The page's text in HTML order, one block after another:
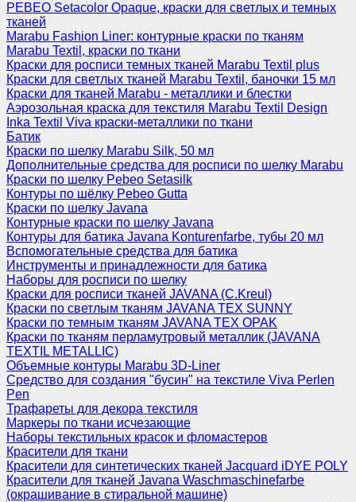
PEBEO Setacolor Opaque, краски для светлых и темных
тканей
Marabu Fashion Liner: контурные краски по тканям
Marabu Textil, краски по ткани
Краски для росписи темных тканей Marabu Textil plus
Краски для светлых тканей Marabu Textil, баночки 15 мл
Краски для тканей Marabu - металлики и блестки
Аэрозольная краска для текстиля Marabu Textil Design
Inka Textil Viva краски-металлики по ткани
Батик
Краски по шелку Marabu Silk, 50 мл
Дополнительные средства для росписи по шелку Marabu
Краски по шелку Pebeo Setasilk
Контуры по шёлку Pebeo Gutta
Краски по шелку Javana
Контурные краски по шелку Javana
Контуры для батика Javana Konturenfarbe, тубы 20 мл
Вспомогательные средства для батика
Инструменты и принадлежности для батика
Наборы для росписи по шелку
Краски для росписи тканей JAVANA (C.Kreul)
Краски по светлым тканям JAVANA TEX SUNNY
Краски по темным тканям JAVANA TEX OPAK
Краски по тканям перламутровый металлик (JAVANA
TEXTIL METALLIC)
Объемные контуры Marabu 3D-Liner
Средство для создания "бусин" на текстиле Viva Perlen
Pen
Трафареты для декора текстиля
Маркеры по ткани исчезающие
Наборы текстильных красок и фломастеров
Красители для ткани
Красители для синтетических тканей Jacquard iDYE POLY
Красители для тканей Javana Waschmaschinefarbe
(окрашивание в стиральной машине)